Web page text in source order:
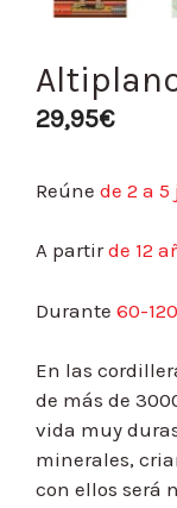
29,95€
Reúne de 2 a
A partirde 12
Durante 60-
En las
de más de
vida muy
minerales,
con ellos será